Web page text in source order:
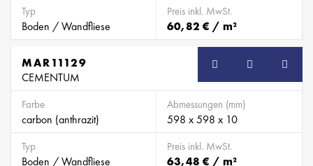
Typ
Boden / Wandfliese
Preis inkl. MwSt.
60,82 € / m²
MAR11129
CEMENTUM
Farbe
carbon (anthrazit)
Abmessungen (mm)
598 x 598 x 10
Typ
Boden / Wandfliese
Preis inkl. MwSt.
63,48 € / m²